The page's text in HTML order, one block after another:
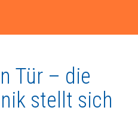
Tür – die
stellt sich